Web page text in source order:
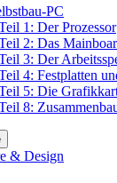
PC
1: Der Prozessor
2: Das
3: Der
4: Festplatten
5: Die
8: